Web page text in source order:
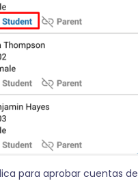
para aprobar cuentas de